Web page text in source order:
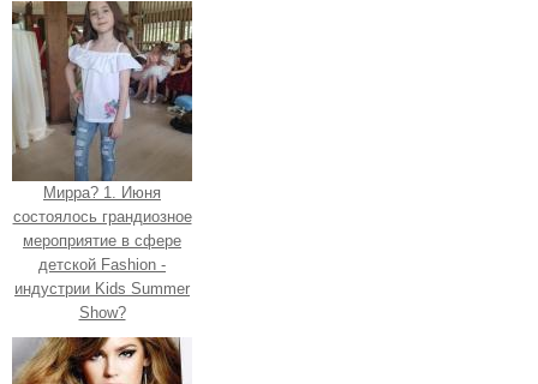
Мирра? 1. Июня
состоялось грандиозное
мероприятие в сфере
детской Fashion -
индустрии Kids Summer
Show?